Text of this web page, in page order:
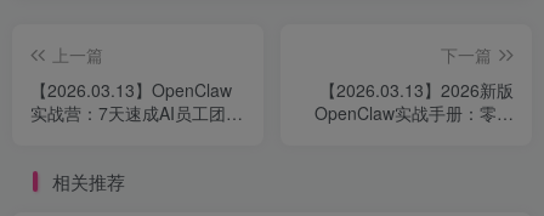
上一篇
【2026.03.13】OpenClaw
实战营：7天速成AI员工团
实现内容量产
下一篇
【2026.03.13】2026新版
OpenClaw实战手册：零基
相关推荐